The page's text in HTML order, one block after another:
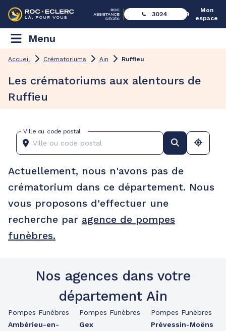
3024
Mon
espace
Menu
Accueil Crématoriums Ain Ruffieu
Les crématoriums aux alentours de
Ruffieu
Ville ou code postal
Actuellement, nous n'avons pas de
crématorium dans ce département. Nous
vous proposons d'effectuer une
recherche par agence de pompes
funèbres.
Nos agences dans votre
département Ain
Pompes Funèbres
Ambérieu-en-
Pompes Funèbres
Gex
Pompes Funèbres
Prévessin-Moëns